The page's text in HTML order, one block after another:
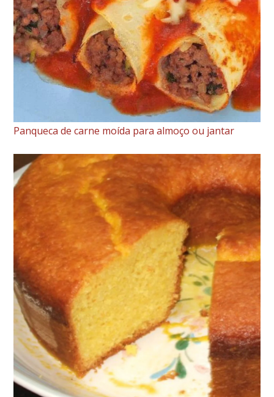
Panqueca de carne moída para almoço ou jantar